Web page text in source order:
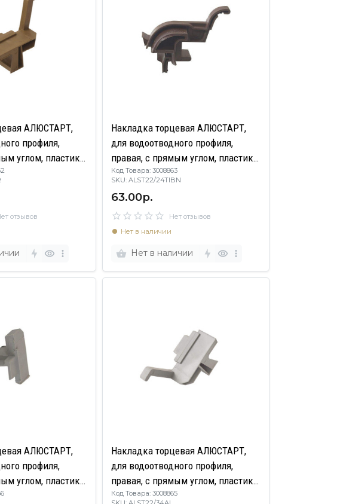
АЛЮСТАРТ,
профиля,
углом, пластик,
отзывов
Накладка торцевая АЛЮСТАРТ,
для водоотводного профиля,
правая, с прямым углом, пластик,
коричневый
Код Товара: 3008863
SKU: ALST22/24TIBN
63.00р.
Нет отзывов
Нет в наличии
Нет в наличии
АЛЮСТАРТ,
профиля,
углом, пластик,
Накладка торцевая АЛЮСТАРТ,
для водоотводного профиля,
правая, с прямым углом, пластик,
серый
Код Товара: 3008865